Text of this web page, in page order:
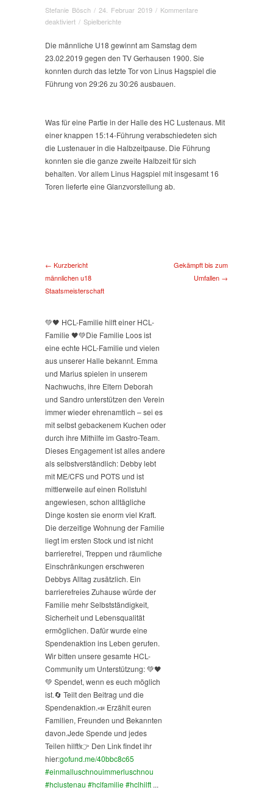
Stefanie Bösch / 24. Februar 2019 / Kommentare
deaktiviertfür
hält
weiter
an
/ Spielberichte
Die männliche U18 gewinnt am Samstag dem
23.02.2019 gegen den TV Gerhausen 1900. Sie
konnten durch das letzte Tor von Linus Hagspiel die
Führung von 29:26 zu 30:26 ausbauen.
Was für eine Partie in der Halle des HC Lustenaus. Mit
einer knappen 15:14-Führung verabschiedeten sich
die Lustenauer in die Halbzeitpause. Die Führung
konnten sie die ganze zweite Halbzeit für sich
behalten. Vor allem Linus Hagspiel mit insgesamt 16
Toren lieferte eine Glanzvorstellung ab.
← Kurzbericht
männlichen u18
Staatsmeisterschaft
Gekämpft bis zum
Umfallen →
💚🖤 HCL-Familie hilft einer HCL-
Familie 🖤💚Die Familie Loos ist
eine echte HCL-Familie und vielen
aus unserer Halle bekannt. Emma
und Marius spielen in unserem
Nachwuchs, ihre Eltern Deborah
und Sandro unterstützen den Verein
immer wieder ehrenamtlich – sei es
mit selbst gebackenem Kuchen oder
durch ihre Mithilfe im Gastro-Team.
Dieses Engagement ist alles andere
als selbstverständlich: Debby lebt
mit ME/CFS und POTS und ist
mittlerweile auf einen Rollstuhl
angewiesen, schon alltägliche
Dinge kosten sie enorm viel Kraft.
Die derzeitige Wohnung der Familie
liegt im ersten Stock und ist nicht
barrierefrei, Treppen und räumliche
Einschränkungen erschweren
Debbys Alltag zusätzlich. Ein
barrierefreies Zuhause würde der
Familie mehr Selbstständigkeit,
Sicherheit und Lebensqualität
ermöglichen. Dafür wurde eine
Spendenaktion ins Leben gerufen.
Wir bitten unsere gesamte HCL-
Community um Unterstützung: 💚🖤
💚 Spendet, wenn es euch möglich
ist.🔄 Teilt den Beitrag und die
Spendenaktion.📣 Erzählt euren
Familien, Freunden und Bekannten
davon.Jede Spende und jedes
Teilen hilft!👉 Den Link findet ihr
hier:gofund.me/40bbc8c65
#einmalluschnouimmerluschnou
#hclustenau #hclfamilie#hclhilft ...